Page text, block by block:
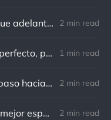
Charles F. Kettering: Sigue adelante, y es probable que tropieces con algo, tal vez cuando menos lo esperes. Nunca he escuchado hablar de alguien algu 2 min read
Gandhi: Jesús es puro y perfecto, pero vosotros los cristianos no sois como él. 1 min read
Richard Cecil: El primer paso hacia el conocimiento es saber que somos ignorantes. 2 min read
Peter Nivio Zarlenga: El mejor espejo es un viejo amigo. 2 min read